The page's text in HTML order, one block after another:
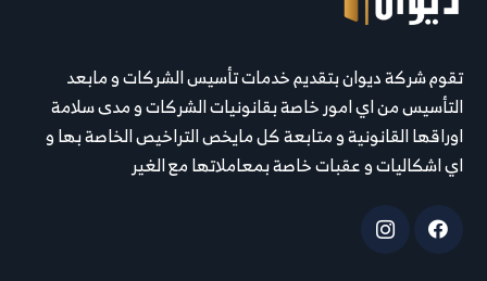
تقوم شركة ديوان بتقديم خدمات تأسيس الشركات و مابعد
التأسيس من اي امور خاصة بقانونيات الشركات و مدى سلامة
اوراقها القانونية و متابعة كل مايخص التراخيص الخاصة بها و
اي اشكاليات و عقبات خاصة بمعاملاتها مع الغير